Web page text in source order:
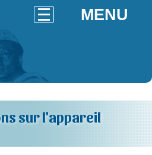
MENU
sur l'appareil